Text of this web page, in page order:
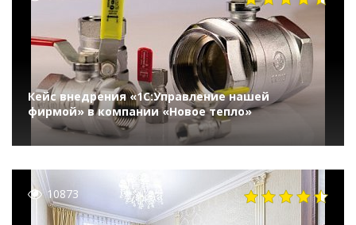
Кейс внедрения «1С:Управление нашей
фирмой» в компании «Новое тепло»
10873